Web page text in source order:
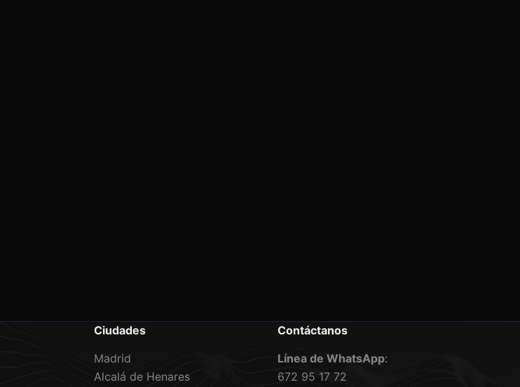
Ciudades
Madrid
Alcalá de Henares
Contáctanos
Línea de WhatsApp:
672 95 17 72